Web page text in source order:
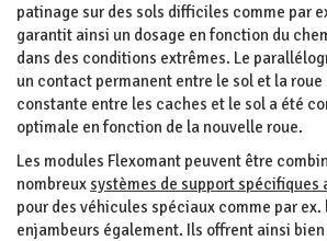
patinage sur des sols difficiles comme par
garantit ainsi un dosage en fonction du
dans des conditions extrêmes. Le
un contact permanent entre le sol et la
constante entre les caches et le sol a été
optimale en fonction de la nouvelle roue.
Les modules Flexomant peuvent être
nombreux systèmes de support spécifiques
pour des véhicules spéciaux comme par
enjambeurs également. Ils offrent ainsi